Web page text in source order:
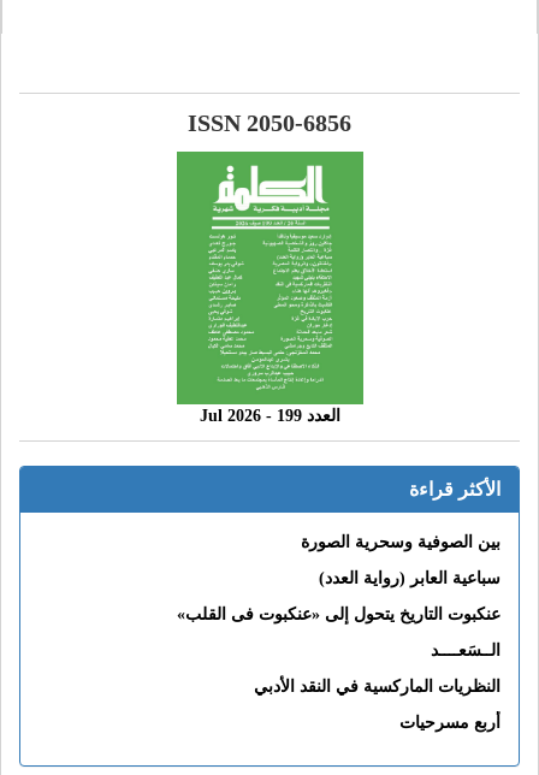
ISSN 2050-6856
العدد 199 - 2026 Jul
الأكثر قراءة
بين الصوفية وسحرية الصورة
سباعية العابر (رواية العدد)
عنكبوت التاريخ يتحول إلى «عنكبوت فى القلب»
الــسَعــــد
النظريات الماركسية في النقد الأدبي
أربع مسرحيات